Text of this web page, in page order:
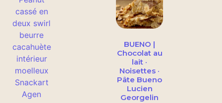
BUENO |
Chocolat au
lait ·
Noisettes ·
Pâte Bueno
Lucien
Georgelin